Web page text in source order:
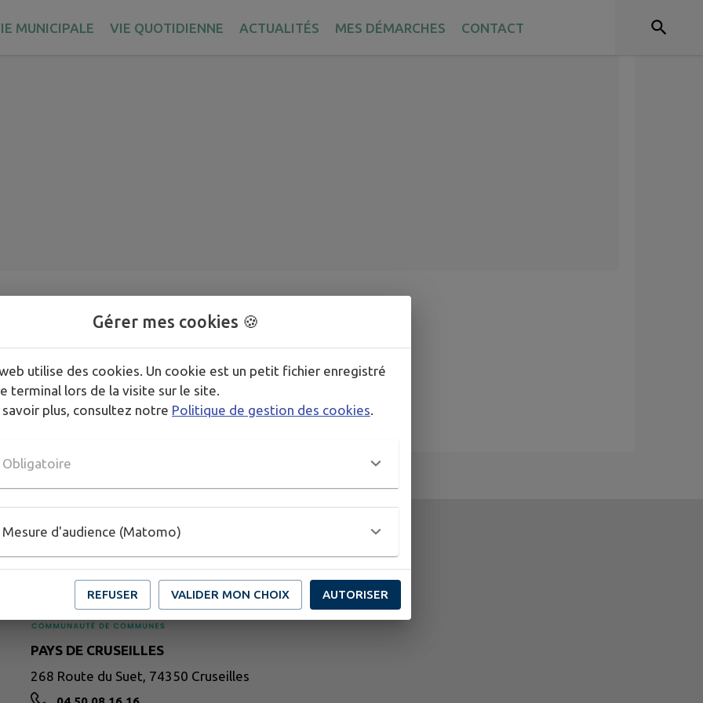
MUNICIPALE VIE QUOTIDIENNE ACTUALITÉS MES DÉMARCHES CONTACT
PAYS DE CRUSEILLES
268 Route du Suet, 74350 Cruseilles
Gérer mes cookies 🍪
utilise des cookies. Un cookie est un petit fichier enregistré
terminal lors de la visite sur le site.
savoir plus, consultez notre Politique de gestion des cookies
Obligatoire
Mesure d'audience (Matomo)
REFUSER VALIDER MON CHOIX AUTORISER